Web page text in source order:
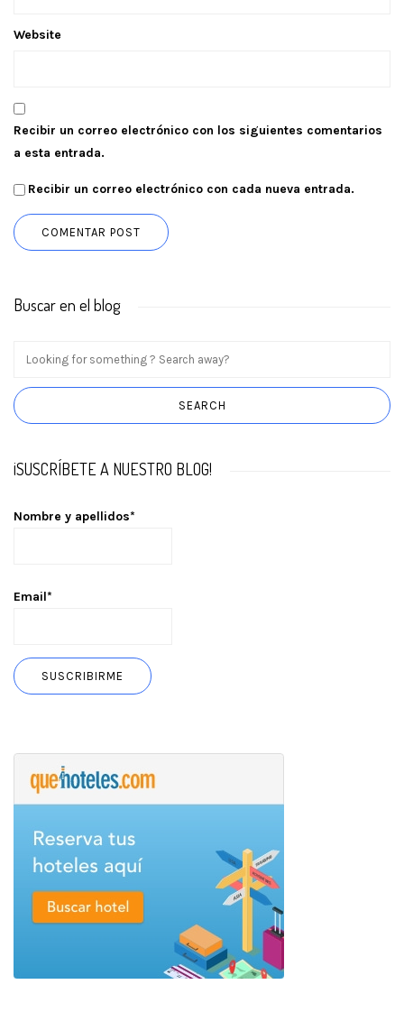
Website
Recibir un correo electrónico con los siguientes comentarios
a esta entrada.
Recibir un correo electrónico con cada nueva entrada.
Buscar en el blog
¡SUSCRÍBETE A NUESTRO BLOG!
Nombre y apellidos*
Email*